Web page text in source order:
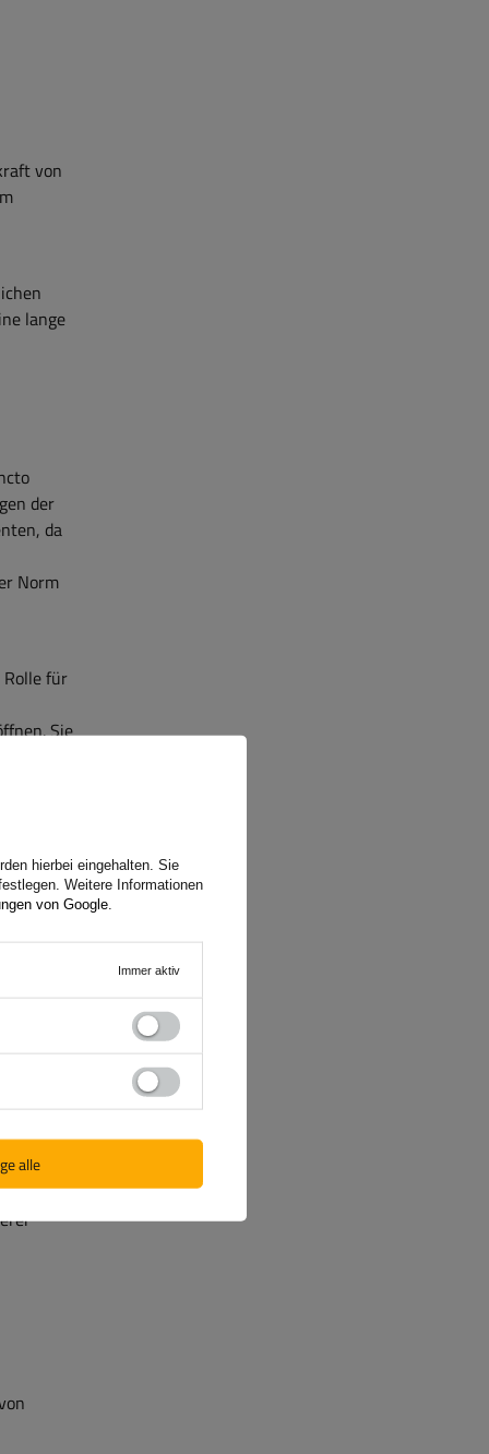
von
lange
der
da
Norm
für
Sie
sich
hierbei eingehalten. Sie
Weitere Informationen
von Google
Immer aktiv
alle